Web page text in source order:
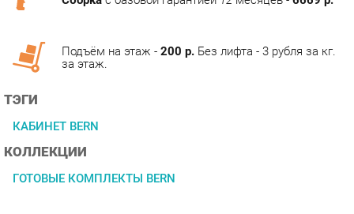
ТЭГИ
ОПИСАНИЕ